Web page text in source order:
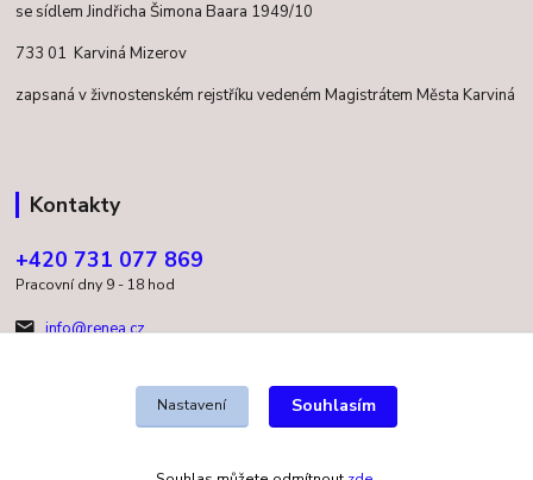
se sídlem Jindřicha Šimona Baara 1949/10
733 01 Karviná Mizerov
zapsaná v živnostenském rejstříku vedeném Magistrátem Města Karviná
Kontakty
+420 731 077 869
Pracovní dny 9 - 18 hod
info@renea.cz
Nastavení Souhlasím